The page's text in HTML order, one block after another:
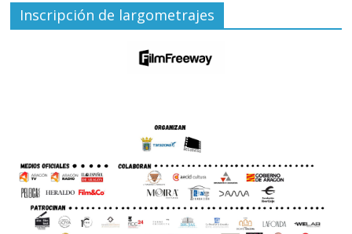
Inscripción de largometrajes